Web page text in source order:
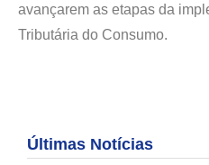
avançarem as etapas da
Tributária do Consumo.
Últimas Notícias